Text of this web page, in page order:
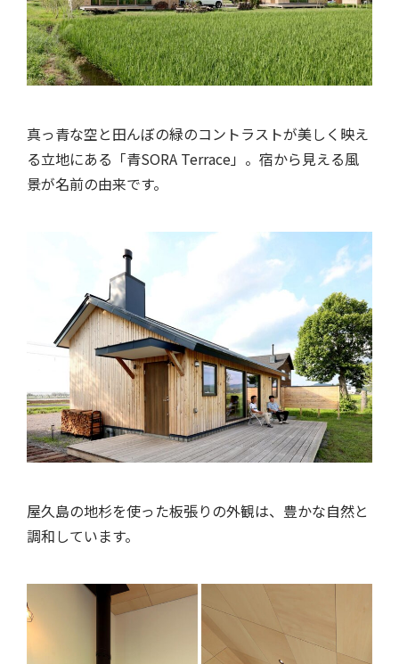
真っ青な空と田んぼの緑のコントラストが美しく映え
る立地にある「青SORA Terrace」。宿から見える風
景が名前の由来です。
屋久島の地杉を使った板張りの外観は、豊かな自然と
調和しています。